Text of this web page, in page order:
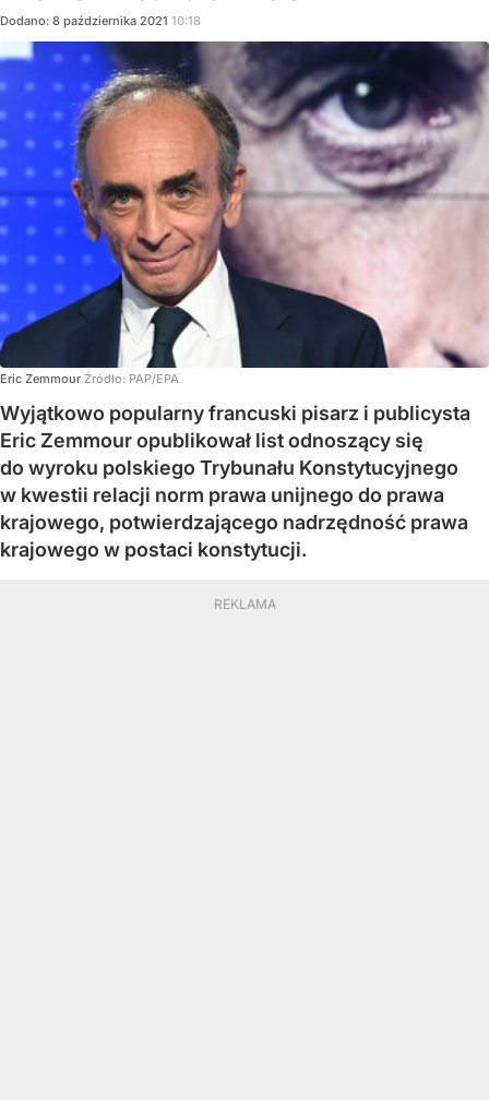
Dodano: 8 października 2021 10:18
Eric Zemmour Źródło: PAP/EPA
Wyjątkowo popularny francuski pisarz i publicysta
Eric Zemmour opublikował list odnoszący się
do wyroku polskiego Trybunału Konstytucyjnego
w kwestii relacji norm prawa unijnego do prawa
krajowego, potwierdzającego nadrzędność prawa
krajowego w postaci konstytucji.